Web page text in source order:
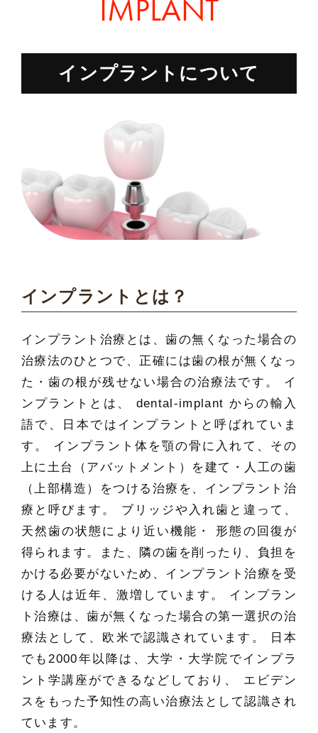
インプラントについて
インプラントとは？
インプラント治療とは、歯の無くなった場合の
治療法のひとつで、正確には歯の根が無くなっ
た・歯の根が残せない場合の治療法です。 イ
ンプラントとは、 dental-implant からの輸入
語で、日本ではインプラントと呼ばれていま
す。 インプラント体を顎の骨に入れて、その
上に土台（アバットメント）を建て・人工の歯
（上部構造）をつける治療を、インプラント治
療と呼びます。 ブリッジや入れ歯と違って、
天然歯の状態により近い機能・ 形態の回復が
得られます。また、隣の歯を削ったり、負担を
かける必要がないため、インプラント治療を受
ける人は近年、激増しています。 インプラン
ト治療は、歯が無くなった場合の第一選択の治
療法として、欧米で認識されています。 日本
でも2000年以降は、大学・大学院でインプラ
ント学講座ができるなどしており、 エビデン
スをもった予知性の高い治療法として認識され
ています。